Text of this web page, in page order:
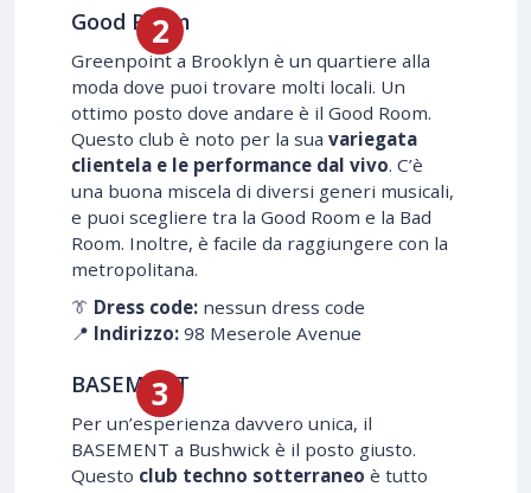
Good Room
Greenpoint a Brooklyn è un quartiere alla
moda dove puoi trovare molti locali. Un
ottimo posto dove andare è il Good Room.
Questo club è noto per la sua variegata
clientela e le performance dal vivo. C’è
una buona miscela di diversi generi musicali,
e puoi scegliere tra la Good Room e la Bad
Room. Inoltre, è facile da raggiungere con la
metropolitana.
👔 Dress code: nessun dress code
📍 Indirizzo: 98 Meserole Avenue
BASEMENT
Per un’esperienza davvero unica, il
BASEMENT a Bushwick è il posto giusto.
Questo club techno sotterraneo è tutto